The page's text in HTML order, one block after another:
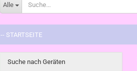
Alle
-- STARTSEITE
Suche nach Geräten